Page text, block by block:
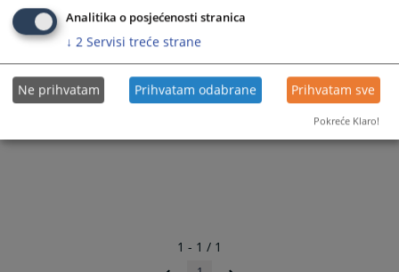
1 - 1 / 1
Analitika o posjećenosti stranica
↓ 2 Servisi treće strane
Ne prihvatam Prihvatam odabrane Prihvatam sve
Pokreće Klaro!